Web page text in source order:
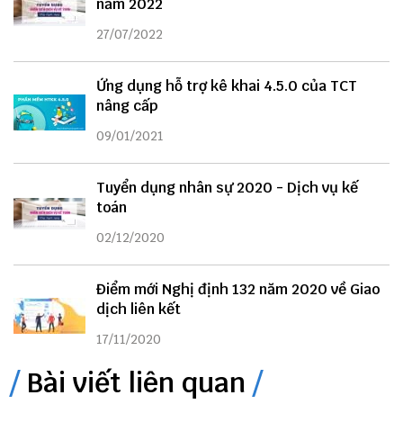
năm 2022
27/07/2022
Ứng dụng hỗ trợ kê khai 4.5.0 của TCT
nâng cấp
09/01/2021
Tuyển dụng nhân sự 2020 - Dịch vụ kế
toán
02/12/2020
Điểm mới Nghị định 132 năm 2020 về Giao
dịch liên kết
17/11/2020
Bài viết liên quan